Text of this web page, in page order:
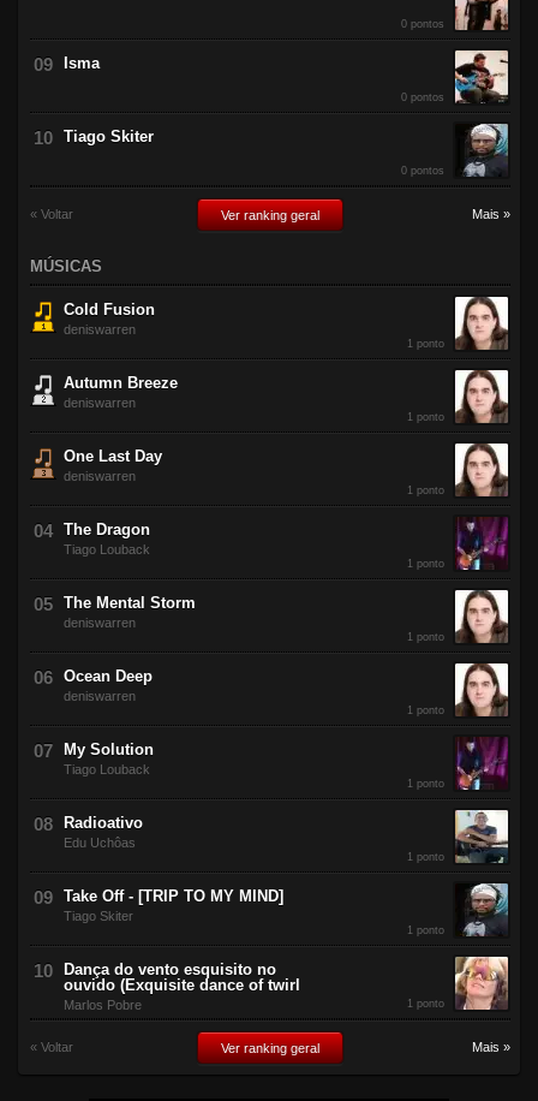
0 pontos
Isma
0 pontos
Tiago Skiter
0 pontos
« Voltar Ver ranking geral Mais »
MÚSICAS
Cold Fusion
deniswarren
1 ponto
Autumn Breeze
deniswarren
1 ponto
One Last Day
deniswarren
1 ponto
The Dragon
Tiago Louback
1 ponto
The Mental Storm
deniswarren
1 ponto
Ocean Deep
deniswarren
1 ponto
My Solution
Tiago Louback
1 ponto
Radioativo
Edu Uchôas
1 ponto
Take Off - [TRIP TO MY MIND]
Tiago Skiter
1 ponto
Dança do vento esquisito no
ouvido (Exquisite dance of twirl
Marlos Pobre 1 ponto
« Voltar Ver ranking geral Mais »